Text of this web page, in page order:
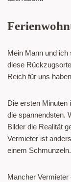
Mein Mann und ich
diese
Reich für uns
Die ersten Minuten
die spannendsten.
Bilder die Realität
Vermieter ist
einem Schmunzeln.
Mancher Vermieter